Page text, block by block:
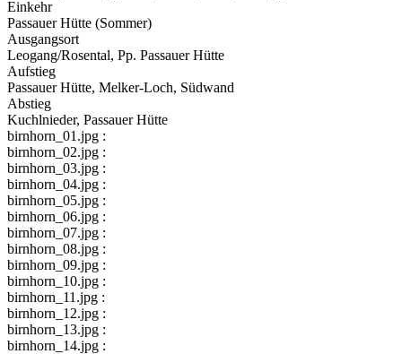
Einkehr
Passauer Hütte (Sommer)
Ausgangsort
Leogang/Rosental, Pp. Passauer Hütte
Aufstieg
Passauer Hütte, Melker-Loch, Südwand
Abstieg
Kuchlnieder, Passauer Hütte
birnhorn_01.jpg :
birnhorn_02.jpg :
birnhorn_03.jpg :
birnhorn_04.jpg :
birnhorn_05.jpg :
birnhorn_06.jpg :
birnhorn_07.jpg :
birnhorn_08.jpg :
birnhorn_09.jpg :
birnhorn_10.jpg :
birnhorn_11.jpg :
birnhorn_12.jpg :
birnhorn_13.jpg :
birnhorn_14.jpg :